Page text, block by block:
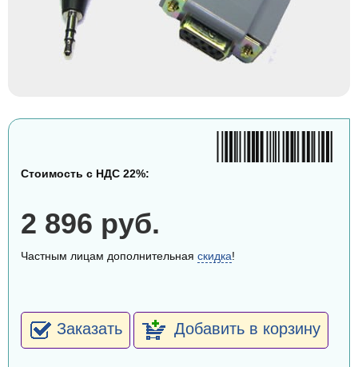
Стоимость с НДС 22%:
2 896 руб.
Частным лицам дополнительная скидка!
Заказать Добавить в корзину